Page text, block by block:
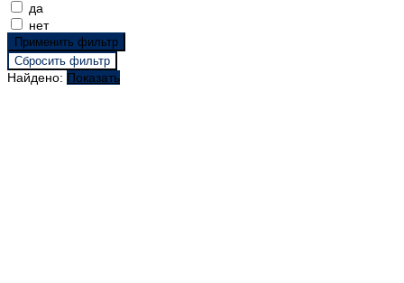
да
нет
Найдено: Показать